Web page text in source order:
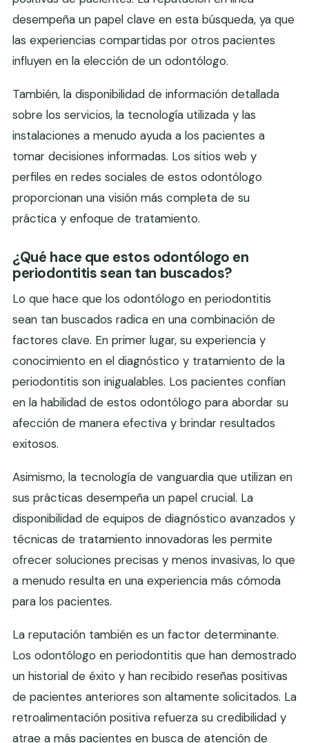
desempeña un papel clave en esta búsqueda, ya que
las experiencias compartidas por otros pacientes
influyen en la elección de un odontólogo.
También, la disponibilidad de información detallada
sobre los servicios, la tecnología utilizada y las
instalaciones a menudo ayuda a los pacientes a
tomar decisiones informadas. Los sitios web y
perfiles en redes sociales de estos odontólogo
proporcionan una visión más completa de su
práctica y enfoque de tratamiento.
¿Qué hace que estos odontólogo en
periodontitis sean tan buscados?
Lo que hace que los odontólogo en periodontitis
sean tan buscados radica en una combinación de
factores clave. En primer lugar, su experiencia y
conocimiento en el diagnóstico y tratamiento de la
periodontitis son inigualables. Los pacientes confían
en la habilidad de estos odontólogo para abordar su
afección de manera efectiva y brindar resultados
exitosos.
Asimismo, la tecnología de vanguardia que utilizan en
sus prácticas desempeña un papel crucial. La
disponibilidad de equipos de diagnóstico avanzados y
técnicas de tratamiento innovadoras les permite
ofrecer soluciones precisas y menos invasivas, lo que
a menudo resulta en una experiencia más cómoda
para los pacientes.
La reputación también es un factor determinante.
Los odontólogo en periodontitis que han demostrado
un historial de éxito y han recibido reseñas positivas
de pacientes anteriores son altamente solicitados. La
retroalimentación positiva refuerza su credibilidad y
atrae a más pacientes en busca de atención de